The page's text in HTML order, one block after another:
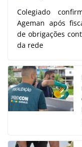
Colegiado
Ageman após
de obrigações
da rede